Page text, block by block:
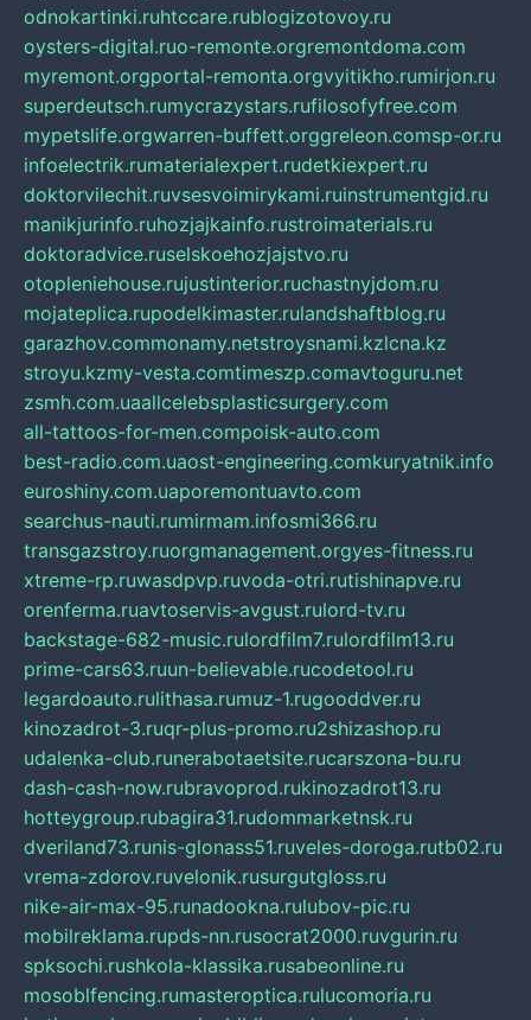
odnokartinki.ruhtccare.rublogizotovoy.ru
oysters-digital.ruo-remonte.orgremontdoma.com
myremont.orgportal-remonta.orgvyitikho.rumirjon.ru
superdeutsch.rumycrazystars.rufilosofyfree.com
mypetslife.orgwarren-buffett.orggreleon.comsp-or.ru
infoelectrik.rumaterialexpert.rudetkiexpert.ru
doktorvilechit.ruvsesvoimirykami.ruinstrumentgid.ru
manikjurinfo.ruhozjajkainfo.rustroimaterials.ru
doktoradvice.ruselskoehozjajstvo.ru
otopleniehouse.rujustinterior.ruchastnyjdom.ru
mojateplica.rupodelkimaster.rulandshaftblog.ru
garazhov.commonamy.netstroysnami.kzlcna.kz
stroyu.kzmy-vesta.comtimeszp.comavtoguru.net
zsmh.com.uaallcelebsplasticsurgery.com
all-tattoos-for-men.compoisk-auto.com
best-radio.com.uaost-engineering.comkuryatnik.info
euroshiny.com.uaporemontuavto.com
searchus-nauti.rumirmam.infosmi366.ru
transgazstroy.ruorgmanagement.orgyes-fitness.ru
xtreme-rp.ruwasdpvp.ruvoda-otri.rutishinapve.ru
orenferma.ruavtoservis-avgust.rulord-tv.ru
backstage-682-music.rulordfilm7.rulordfilm13.ru
prime-cars63.ruun-believable.rucodetool.ru
legardoauto.rulithasa.rumuz-1.rugooddver.ru
kinozadrot-3.ruqr-plus-promo.ru2shizashop.ru
udalenka-club.runerabotaetsite.rucarszona-bu.ru
dash-cash-now.rubravoprod.rukinozadrot13.ru
hotteygroup.rubagira31.rudommarketnsk.ru
dveriland73.runis-glonass51.ruveles-doroga.rutb02.ru
vrema-zdorov.ruvelonik.rusurgutgloss.ru
nike-air-max-95.runadookna.rulubov-pic.ru
mobilreklama.rupds-nn.rusocrat2000.ruvgurin.ru
spksochi.rushkola-klassika.rusabeonline.ru
mosoblfencing.rumasteroptica.rulucomoria.ru